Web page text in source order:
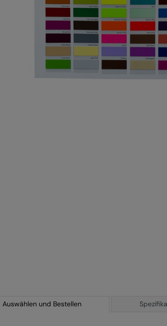
Auswählen und Bestellen